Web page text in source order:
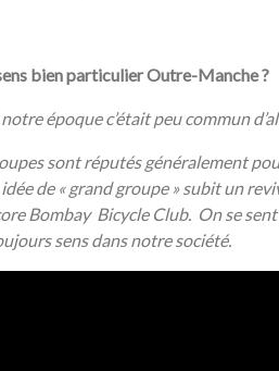
bien particulier Outre-Manche ?
époque c’était peu commun
sont réputés généralement
de « grand groupe » subit un
Bombay Bicycle Club. On se
sens dans notre société.